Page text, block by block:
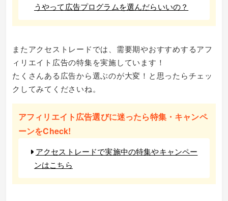
うやって広告プログラムを選んだらいいの？
またアクセストレードでは、需要期やおすすめするアフ
ィリエイト広告の特集を実施しています！
たくさんある広告から選ぶのが大変！と思ったらチェッ
クしてみてくださいね。
アフィリエイト広告選びに迷ったら特集・キャンペ
ーンをCheck!
アクセストレードで実施中の特集やキャンペー
ンはこちら